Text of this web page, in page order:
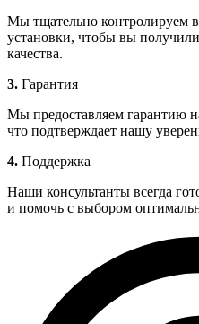
Мы тщательно контролируем
установки, чтобы вы
качества.
3. Гарантия
Мы предоставляем гарантию
что подтверждает нашу
4. Поддержка
Наши консультанты всегда
и помочь с выбором